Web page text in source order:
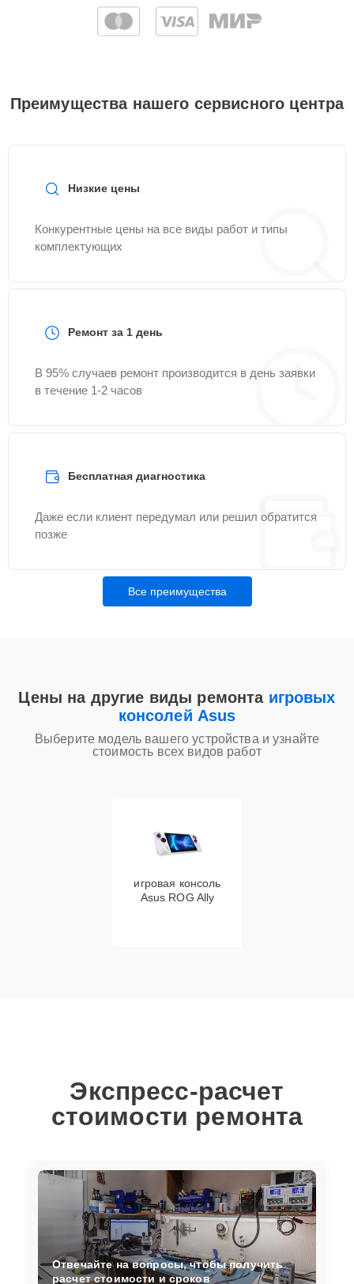
Преимущества нашего сервисного центра
Низкие цены
Конкурентные цены на все виды работ и типы
комплектующих
Ремонт за 1 день
В 95% случаев ремонт производится в день заявки
в течение 1-2 часов
Бесплатная диагностика
Даже если клиент передумал или решил обратится
позже
Все преимущества
Цены на другие виды ремонта игровых
консолей Asus
Выберите модель вашего устройства и узнайте
стоимость всех видов работ
игровая консоль
Asus ROG Ally
Экспресс-расчет
стоимости ремонта
Отвечайте на вопросы, чтобы получить
расчет стоимости и сроков